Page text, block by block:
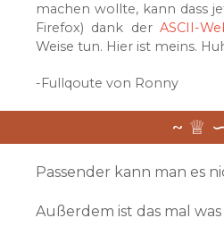
machen wollte, kann dass
Firefox) dank der ASCII-
Weise tun. Hier ist meins.
-Fullqoute von Ronny
Passender kann man es
Außerdem ist das mal was